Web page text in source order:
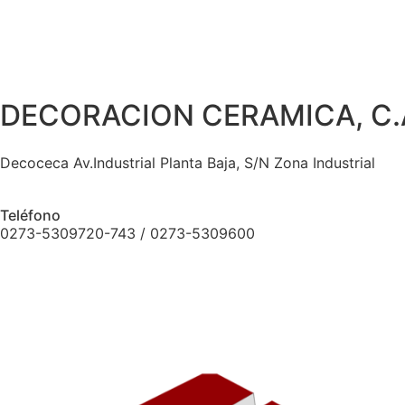
DECORACION CERAMICA,
Decoceca Av.Industrial Planta Baja, S/N Zona Industrial
Teléfono
0273-5309720-743 / 0273-5309600